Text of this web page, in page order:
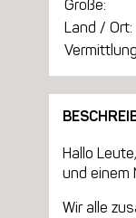
Größe:
Land / Ort:
Hallo
und einem
Wir alle